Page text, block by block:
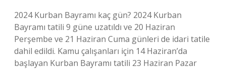
2024 Kurban Bayramı kaç gün? 2024 Kurban
Bayramı tatili 9 güne uzatıldı ve 20 Haziran
Perşembe ve 21 Haziran Cuma günleri de idari tatile
dahil edildi. Kamu çalışanları için 14 Haziran’da
başlayan Kurban Bayramı tatili 23 Haziran Pazar